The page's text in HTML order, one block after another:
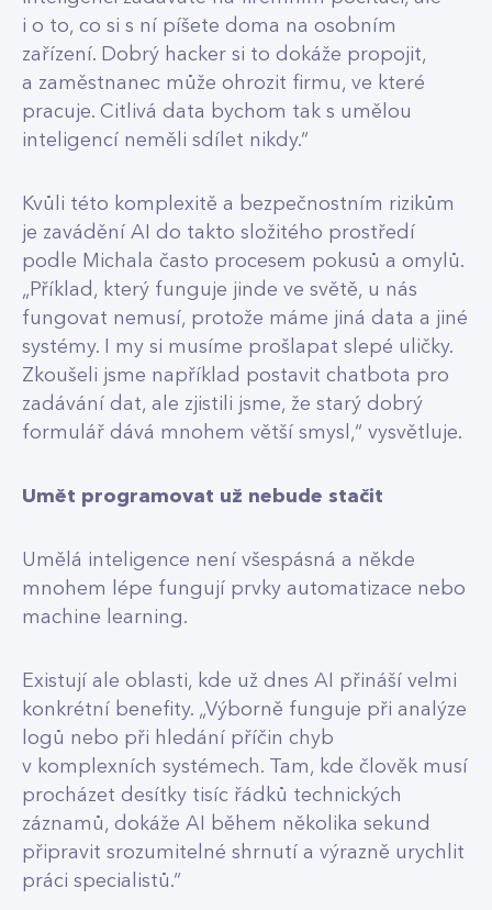
i o to, co si s ní píšete doma na osobním
zařízení. Dobrý hacker si to dokáže propojit,
a zaměstnanec může ohrozit firmu, ve které
pracuje. Citlivá data bychom tak s umělou
inteligencí neměli sdílet nikdy.“
​​Kvůli této komplexitě a bezpečnostním rizikům
je zavádění AI do takto složitého prostředí
podle Michala často procesem pokusů a omylů.
„Příklad, který funguje jinde ve světě, u nás
fungovat nemusí, protože máme jiná data a jiné
systémy. I my si musíme prošlapat slepé uličky.
Zkoušeli jsme například postavit chatbota pro
zadávání dat, ale zjistili jsme, že starý dobrý
formulář dává mnohem větší smysl,“ vysvětluje.
Umět programovat už nebude stačit
Umělá inteligence není všespásná a někde
mnohem lépe fungují prvky automatizace nebo
machine learning.
Existují ale oblasti, kde už dnes AI přináší velmi
konkrétní benefity. „Výborně funguje při analýze
logů nebo při hledání příčin chyb
v komplexních systémech. Tam, kde člověk musí
procházet desítky tisíc řádků technických
záznamů, dokáže AI během několika sekund
připravit srozumitelné shrnutí a výrazně urychlit
práci specialistů.“